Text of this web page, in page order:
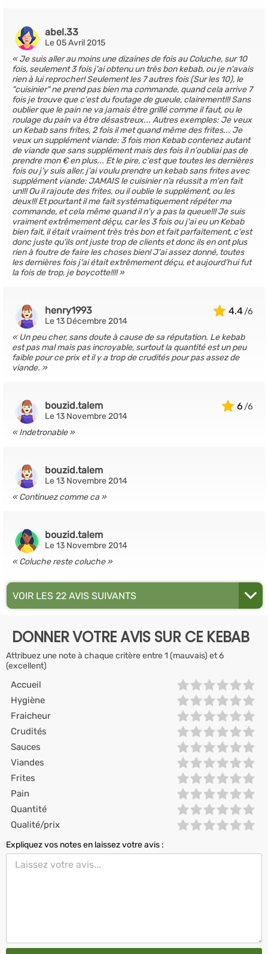
abel.33
Le 05 Avril 2015
Je suis aller au moins une dizaines de fois au Coluche, sur 10
fois, seulement 3 fois j'ai obtenu un très bon kebab, ou je n'avais
rien à lui reprocher! Seulement les 7 autres fois (Sur les 10), le
"cuisinier" ne prend pas bien ma commande, quand cela arrive 7
fois je trouve que c'est du foutage de gueule, clairement!!! Sans
oublier que le pain ne va jamais être grillé comme il faut, ou le
roulage du pain va être désastreux... Autres exemples: Je veux
un Kebab sans frites, 2 fois il met quand même des frites... Je
veux un supplément viande: 3 fois mon Kebab contenez autant
de viande que sans supplément mais des fois il n'oubliai pas de
prendre mon € en plus... Et le pire, c'est que toutes les dernières
fois ou j'y suis aller, j'ai voulu prendre un kebab sans frites avec
supplément viande: JAMAIS le cuisinier n’a réussit a m'en fait
un!!! Ou il rajoute des frites, ou il oublie le supplément, ou les
deux!!! Et pourtant il me fait systématiquement répéter ma
commande, et cela même quand il n'y a pas la queue!!! Je suis
vraiment extrêmement déçu, car les 3 fois ou j'ai eu un Kebab
bien fait, il était vraiment très très bon et fait parfaitement, c'est
donc juste qu'ils ont juste trop de clients et donc ils en ont plus
rien à foutre de faire les choses bien! J'ai assez donné, toutes
les dernières fois j'ai était extrêmement déçu, et aujourd’hui fut
la fois de trop, je boycotte!!!!
4.4
henry1993
Le 13 Décembre 2014
Un peu cher, sans doute à cause de sa réputation. Le kebab
est pas mal mais pas incroyable, surtout la quantité est un peu
faible pour ce prix et il y a trop de crudités pour pas assez de
viande.
6
bouzid.talem
Le 13 Novembre 2014
Indetronable
bouzid.talem
Le 13 Novembre 2014
Continuez comme ca
bouzid.talem
Le 13 Novembre 2014
Coluche reste coluche
VOIR LES 22 AVIS SUIVANTS
DONNER VOTRE AVIS SUR CE KEBAB
Attribuez une note à chaque critère entre 1 (mauvais) et 6
(excellent)
Accueil
Hygiène
Fraicheur
Crudités
Sauces
Viandes
Frites
Pain
Quantité
Qualité/prix
Expliquez vos notes en laissez votre avis :